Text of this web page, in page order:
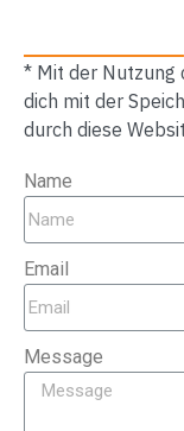
* Mit der
dich mit der
durch diese
Name
Email
Message